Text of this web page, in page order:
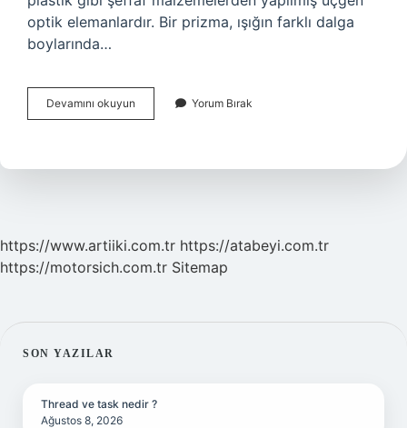
optik elemanlardır. Bir prizma, ışığın farklı dalga
boylarında…
Devamını okuyun Prizmanın
Şekli
Yorum Bırak
https://www.artiiki.com.tr https://atabeyi.com.tr
https://motorsich.com.tr Sitemap
SIDEBAR
SON YAZILAR
Thread ve task nedir ?
Ağustos 8, 2026